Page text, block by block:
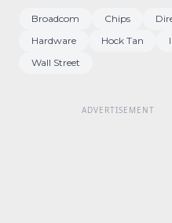
Broadcom Chips
Hardware
Hock Tan
Wall Street